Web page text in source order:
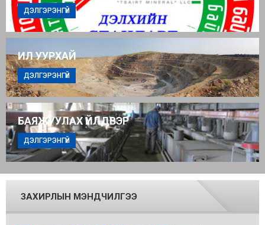
ДЭЛГЭРЭНГҮЙ
ИЛ УУРХАЙ
ДЭЛГЭРЭНГҮЙ
БАЯЖУУЛАХ ҮЙЛДВЭР
ДЭЛГЭРЭНГҮЙ
ЗАХИРЛЫН МЭНДЧИЛГЭЭ